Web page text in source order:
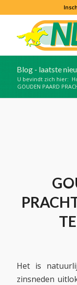
Blog - laatste
U bevindt zich hier:
GOUDEN PAARD
Het is
zinsneden